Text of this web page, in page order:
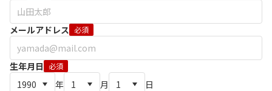
メールアドレス 必須
生年月日 必須
年 月
日